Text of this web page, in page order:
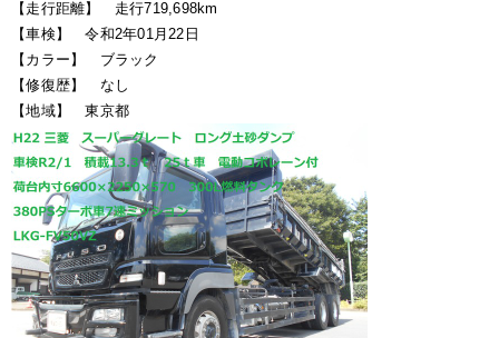
【走行距離】 走行719,698km
【車検】 令和2年01月22日
【カラー】 ブラック
【修復歴】 なし
【地域】 東京都